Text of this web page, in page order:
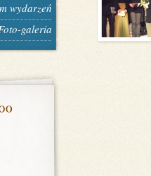
wydarzeń
galeria